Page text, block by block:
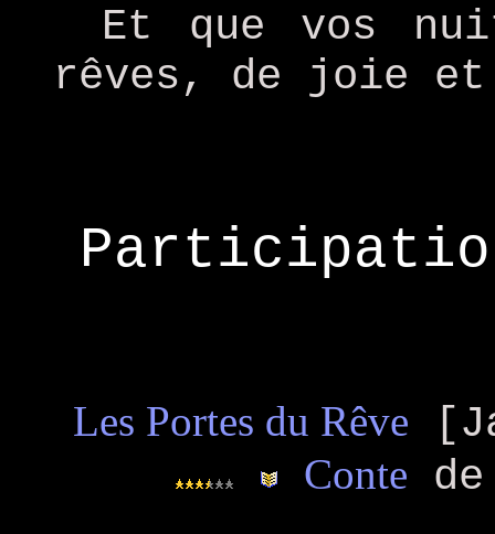
Et que vos
rêves, de joie et
Les Portes du Rêve
Conte